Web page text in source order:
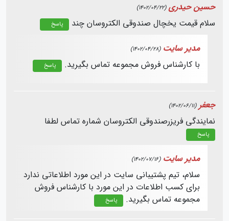
حسین حیدری (1402/04/22)
سلام قیمت یخچال صندوقی الکتروسان چند پاسخ
مدیر سایت (1402/04/28)
با کارشناس فروش مجموعه تماس بگیرید. پاسخ
جعفر (1402/06/11)
نمایندگی فریزرصندوقی الکتروسان شماره تماس لطفا
پاسخ
مدیر سایت (1402/07/16)
سلام، تیم پشتیبانی سایت در این مورد اطلاعاتی ندارد
برای کسب اطلاعات در این مورد با کارشناس فروش
مجموعه تماس بگیرید.
پاسخ